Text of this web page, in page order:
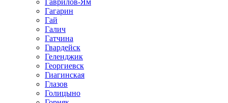
Гаврилов-Ям
Гагарин
Гай
Галич
Гатчина
Гвардейск
Геленджик
Георгиевск
Гиагинская
Глазов
Голицыно